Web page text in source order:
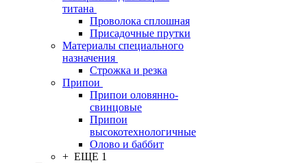
титана
Проволока сплошная
Присадочные прутки
Материалы специального
назначения
Строжка и резка
Припои
Припои оловянно-
свинцовые
Припои
высокотехнологичные
Олово и баббит
+ ЕЩЕ 1